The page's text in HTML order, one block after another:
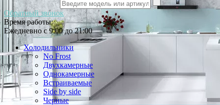
Обратный звонок
Время работы:
Ежедневно с 9:00 до 21:00
Холодильники
No Frost
Двухкамерные
Однокамерные
Встраиваемые
Side by side
Черные